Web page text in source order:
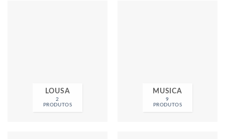
LOUSA
2
PRODUTOS
MUSICA
9
PRODUTOS